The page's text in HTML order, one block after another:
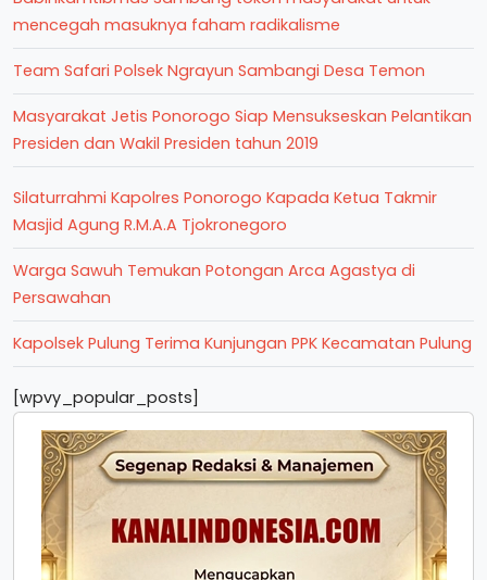
mencegah masuknya faham radikalisme
Team Safari Polsek Ngrayun Sambangi Desa Temon
Masyarakat Jetis Ponorogo Siap Mensukseskan Pelantikan
Presiden dan Wakil Presiden tahun 2019
Silaturrahmi Kapolres Ponorogo Kapada Ketua Takmir
Masjid Agung R.M.A.A Tjokronegoro
Warga Sawuh Temukan Potongan Arca Agastya di
Persawahan
Kapolsek Pulung Terima Kunjungan PPK Kecamatan Pulung
[wpvy_popular_posts]